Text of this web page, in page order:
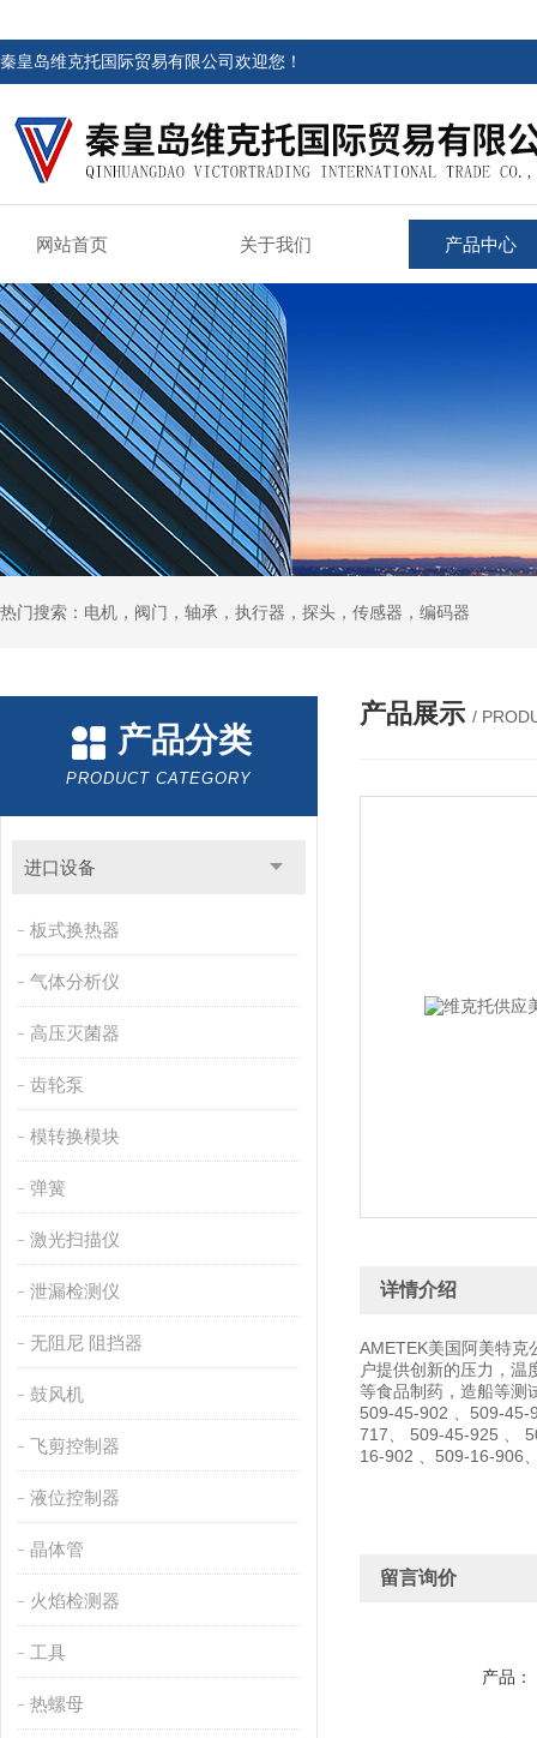
秦皇岛维克托国际贸易有限公司欢迎您！
网站首页 关于我们 产品中心
热门搜索：电机，阀门，轴承，执行器，探头，传感器，编码器
产品分类
PRODUCT CATEGORY
进口设备
板式换热器
气体分析仪
高压灭菌器
齿轮泵
模转换模块
弹簧
激光扫描仪
泄漏检测仪
无阻尼 阻挡器
鼓风机
飞剪控制器
液位控制器
晶体管
火焰检测器
工具
热螺母
产品展示 /
详情介绍
AMETEK美国阿美特克
户提供创新的压力，温
等食品制药，造船等测
509-45-902 、509-
717、 509-45-925 、
16-902 、509-16-906
留言询价
产品：